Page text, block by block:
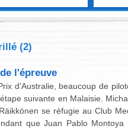
(2)
l'épreuve
d'Australie, beaucoup de
suivante en Malaisie.
se réfugie au Club
que Juan Pablo